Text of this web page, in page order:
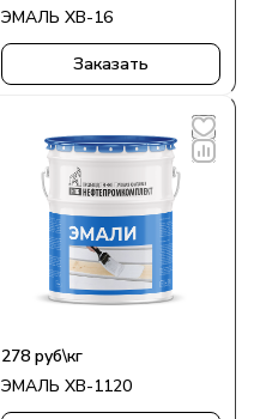
ЭМАЛЬ ХВ-16
Заказать
278 руб\кг
ЭМАЛЬ ХВ-1120